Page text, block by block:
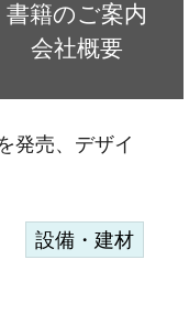
書籍のご案内
会社概要
発売、デザイ
設備・建材